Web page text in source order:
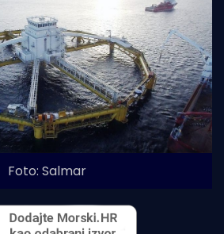
Foto: Salmar